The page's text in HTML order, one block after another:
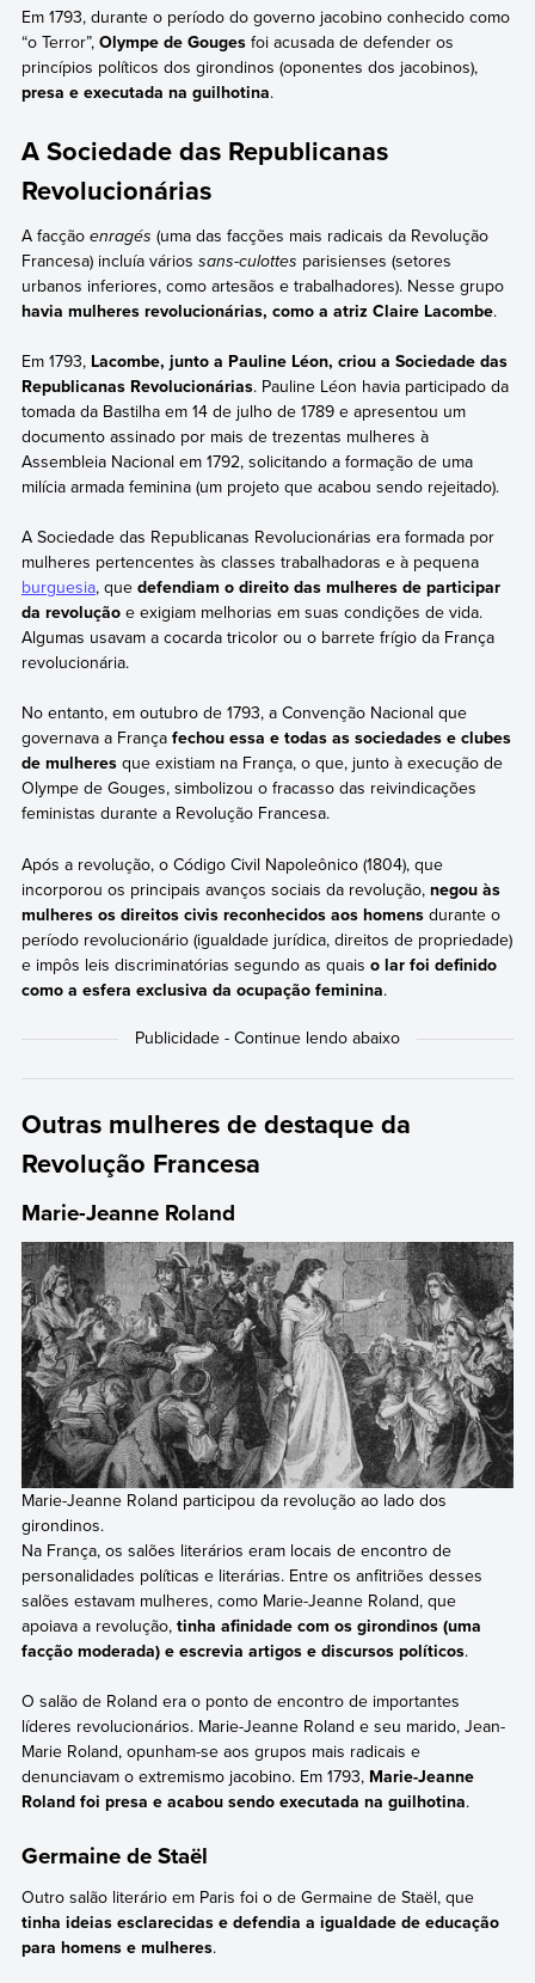
Em 1793, durante o período do governo jacobino conhecido como
“o Terror”, Olympe de Gougesfoi acusada de defender os
princípios políticos dos girondinos (oponentes dos jacobinos),
presa e executada na guilhotina.
A Sociedade das Republicanas
Revolucionárias
A facção enragés (uma das facções mais radicais da Revolução
Francesa) incluía vários sans-culottes parisienses (setores
urbanos inferiores, como artesãos e trabalhadores). Nesse grupo
havia mulheres revolucionárias, como a atriz Claire Lacombe.
Em 1793, Lacombe, junto a Pauline Léon, criou a Sociedade das
Republicanas Revolucionárias. Pauline Léon havia participado da
tomada da Bastilha em 14 de julho de 1789 e apresentou um
documento assinado por mais de trezentas mulheres à
Assembleia Nacional em 1792, solicitando a formação de uma
milícia armada feminina (um projeto que acabou sendo rejeitado).
A Sociedade das Republicanas Revolucionárias era formada por
mulheres pertencentes às classes trabalhadoras e à pequena
burguesia, que defendiam o direito das mulheres de participar
da revoluçãoe exigiam melhorias em suas condições de vida.
Algumas usavam a cocarda tricolor ou o barrete frígio da França
revolucionária.
No entanto, em outubro de 1793, a Convenção Nacional que
governava a França fechou essa e todas as sociedades e clubes
de mulheresque existiam na França, o que, junto à execução de
Olympe de Gouges, simbolizou o fracasso das reivindicações
feministas durante a Revolução Francesa.
Após a revolução, o Código Civil Napoleônico (1804), que
incorporou os principais avanços sociais da revolução, negou às
mulheres os direitos civis reconhecidos aos homensdurante o
período revolucionário (igualdade jurídica, direitos de propriedade)
e impôs leis discriminatórias segundo as quais o lar foi definido
como a esfera exclusiva da ocupação feminina.
Outras mulheres de destaque da
Revolução Francesa
Marie-Jeanne Roland
Marie-Jeanne Roland participou da revolução ao lado dos
girondinos.
Na França, os salões literários eram locais de encontro de
personalidades políticas e literárias. Entre os anfitriões desses
salões estavam mulheres, como Marie-Jeanne Roland, que
apoiava a revolução, tinha afinidade com os girondinos (uma
facção moderada) e escrevia artigos e discursos políticos.
O salão de Roland era o ponto de encontro de importantes
líderes revolucionários. Marie-Jeanne Roland e seu marido, Jean-
Marie Roland, opunham-se aos grupos mais radicais e
denunciavam o extremismo jacobino. Em 1793, Marie-Jeanne
Roland foi presa e acabou sendo executada na guilhotina.
Germaine de Staël
Outro salão literário em Paris foi o de Germaine de Staël, que
tinha ideias esclarecidas e defendia a igualdade de educação
para homens e mulheres.